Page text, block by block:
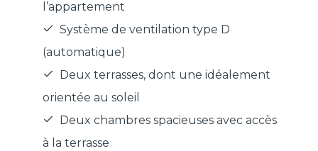
l’appartement
Système de ventilation type D
(automatique)
Deux terrasses, dont une idéalement
orientée au soleil
Deux chambres spacieuses avec accès
à la terrasse